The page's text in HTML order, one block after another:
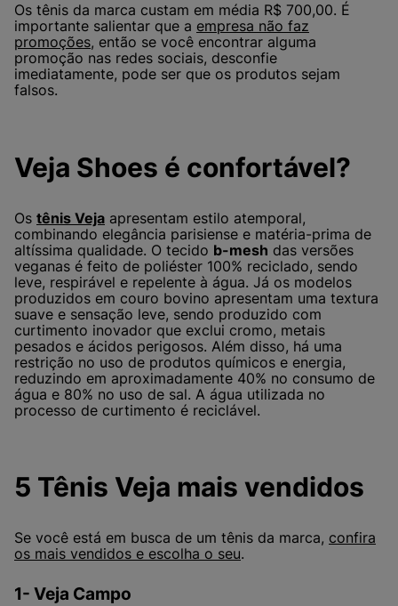
Os tênis da marca custam em média R$ 700,00. É
importante salientar que a empresa não faz
promoções, então se você encontrar alguma
promoção nas redes sociais, desconfie
imediatamente, pode ser que os produtos sejam
falsos.
Veja Shoes é confortável?
Os tênis Veja apresentam estilo atemporal,
combinando elegância parisiense e matéria-prima de
altíssima qualidade. O tecido b-mesh das versões
veganas é feito de poliéster 100% reciclado, sendo
leve, respirável e repelente à água. Já os modelos
produzidos em couro bovino apresentam uma textura
suave e sensação leve, sendo produzido com
curtimento inovador que exclui cromo, metais
pesados e ácidos perigosos. Além disso, há uma
restrição no uso de produtos químicos e energia,
reduzindo em aproximadamente 40% no consumo de
água e 80% no uso de sal. A água utilizada no
processo de curtimento é reciclável.
5 Tênis Veja mais vendidos
Se você está em busca de um tênis da marca, confira
os mais vendidos e escolha o seu.
1- Veja Campo